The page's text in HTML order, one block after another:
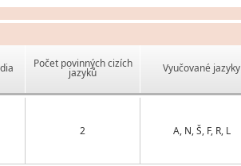
Počet povinných cizích
jazyků Vyučované jazyky
2 A, N, Š, F, R, L